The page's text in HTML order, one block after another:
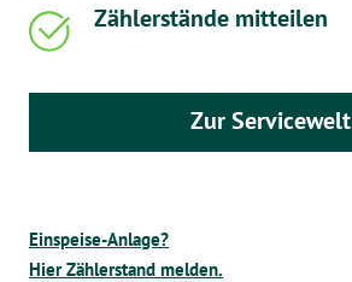
Zählerstände mitteilen
Zur Servicewelt
Einspeise-Anlage?
Hier Zählerstand melden.